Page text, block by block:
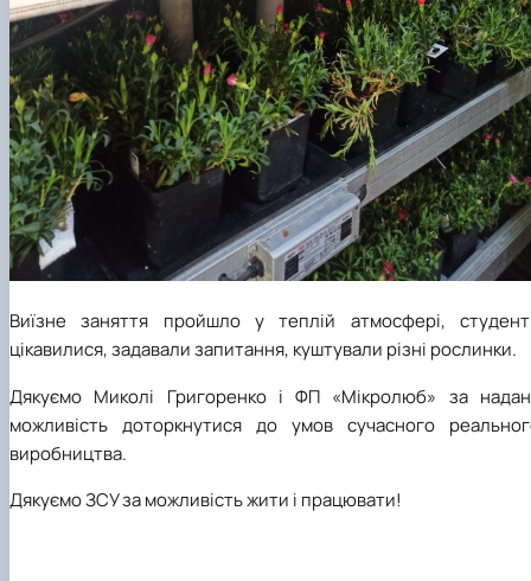
Виїзне заняття пройшло у теплій атмосфері,
цікавилися, задавали запитання, куштували різні рослинки.
Дякуємо Миколі Григоренко і ФП «Мікролюб» за
можливість доторкнутися до умов сучасного
виробництва.
Дякуємо ЗСУ за можливість жити і працювати!